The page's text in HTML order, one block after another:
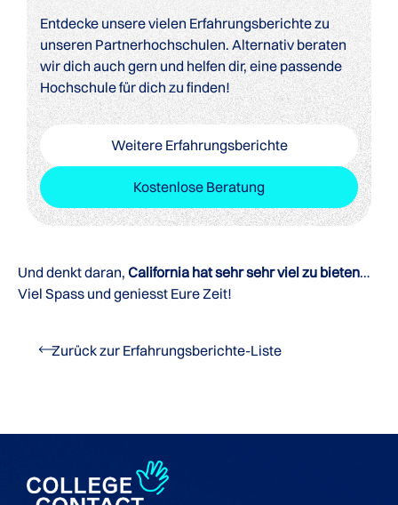
Entdecke unsere vielen Erfahrungsberichte zu
unseren Partnerhochschulen. Alternativ beraten
wir dich auch gern und helfen dir, eine passende
Hochschule für dich zu finden!
Weitere Erfahrungsberichte
Kostenlose Beratung
Und denkt daran, California hat sehr sehr viel zu bieten…
Viel Spass und geniesst Eure Zeit!
Zurück zur Erfahrungsberichte-Liste